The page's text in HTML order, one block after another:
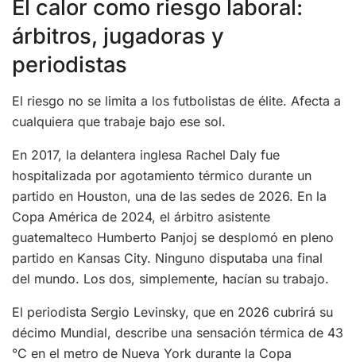
El calor como riesgo laboral:
árbitros, jugadoras y
periodistas
El riesgo no se limita a los futbolistas de élite. Afecta a
cualquiera que trabaje bajo ese sol.
En 2017, la delantera inglesa Rachel Daly fue
hospitalizada por agotamiento térmico durante un
partido en Houston, una de las sedes de 2026. En la
Copa América de 2024, el árbitro asistente
guatemalteco Humberto Panjoj se desplomó en pleno
partido en Kansas City. Ninguno disputaba una final
del mundo. Los dos, simplemente, hacían su trabajo.
El periodista Sergio Levinsky, que en 2026 cubrirá su
décimo Mundial, describe una sensación térmica de 43
°C en el metro de Nueva York durante la Copa